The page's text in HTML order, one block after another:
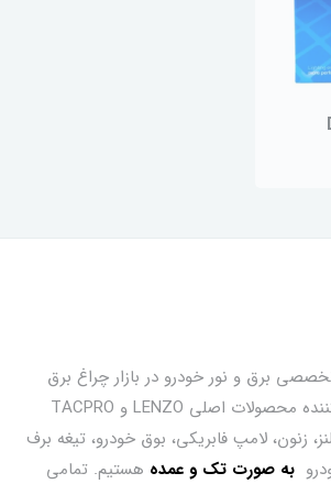
برق و نور خودرو در بازار چراغ برق
تهران است. ما عرضه‌کننده محصولات اصلی LENZO و TACPRO
زنون، لامپ فابریکی، بوق خودرو، تیغه برف
به صورت تک و عمده هستیم. تمامی